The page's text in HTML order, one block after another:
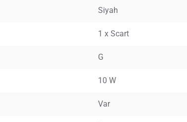
Siyah
1 x Scart
G
10 W
Var